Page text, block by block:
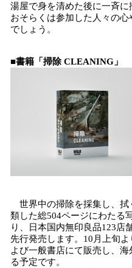
湯屋で身を清めた後に一斉に
おそらくは参加した人々の
でしょう。
■書籍「掃除 CLEANING」
世界中の掃除を採集し、拭
類した総504ページにわたる
り、日本国内無印良品123店
先行発売します。10月上旬
よび一般書店にて販売し、
る予定です。